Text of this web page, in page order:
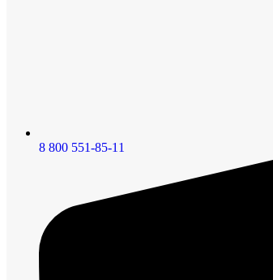
8 800 551-85-11